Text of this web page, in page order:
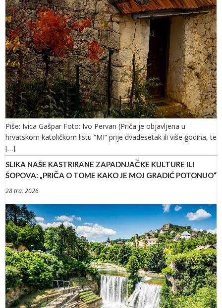
Piše: Ivica Gašpar Foto: Ivo Pervan (Priča je objavljena u
hrvatskom katoličkom listu “MI” prije dvadesetak ili više godina, te
[…]
SLIKA NAŠE KASTRIRANE ZAPADNJAČKE KULTURE ILI
ŠOPOVA: „PRIČA O TOME KAKO JE MOJ GRADIĆ POTONUO“
28 tra. 2026